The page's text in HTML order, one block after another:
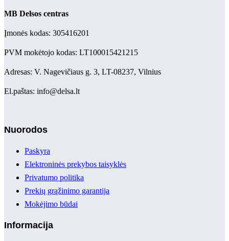
MB Delsos centras
Įmonės kodas: 305416201
PVM mokėtojo kodas: LT100015421215
Adresas: V. Nagevičiaus g. 3, LT-08237, Vilnius
El.paštas: info@delsa.lt
Nuorodos
Paskyra
Elektroninės prekybos taisyklės
Privatumo politika
Prekių grąžinimo garantija
Mokėjimo būdai
Informacija